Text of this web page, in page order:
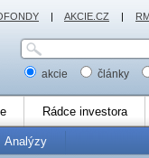
akcie články
Rádce investora
Analýzy
| AKCIE.CZ |